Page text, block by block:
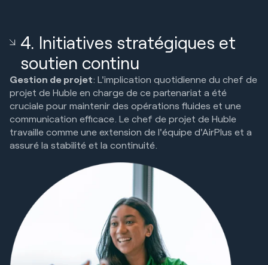
4. Initiatives stratégiques et
soutien continu
Gestion de projet: L'implication quotidienne du chef de
projet de Huble en charge de ce partenariat a été
cruciale pour maintenir des opérations fluides et une
communication efficace. Le chef de projet de Huble
travaille comme une extension de l'équipe d'AirPlus et a
assuré la stabilité et la continuité.